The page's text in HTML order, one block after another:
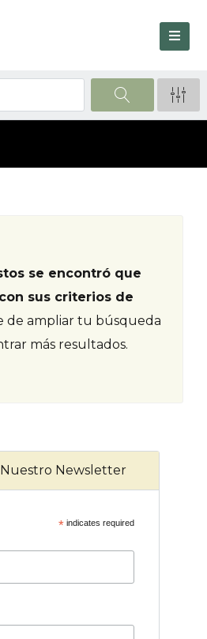
se encontró que
sus criterios de
de ampliar tu búsqueda
más resultados.
Newsletter
*indicates required